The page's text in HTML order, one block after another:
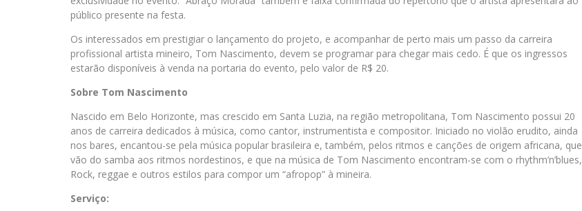
público presente na festa.
Os interessados em prestigiar o lançamento do projeto, e acompanhar de perto mais um passo da carreira
profissional artista mineiro, Tom Nascimento, devem se programar para chegar mais cedo. É que os ingressos
estarão disponíveis à venda na portaria do evento, pelo valor de R$ 20.
Sobre Tom Nascimento
Nascido em Belo Horizonte, mas crescido em Santa Luzia, na região metropolitana, Tom Nascimento possui 20
anos de carreira dedicados à música, como cantor, instrumentista e compositor. Iniciado no violão erudito, ainda
nos bares, encantou-se pela música popular brasileira e, também, pelos ritmos e canções de origem africana, que
vão do samba aos ritmos nordestinos, e que na música de Tom Nascimento encontram-se com o rhythm’n’blues,
Rock, reggae e outros estilos para compor um “afropop” à mineira.
Serviço: